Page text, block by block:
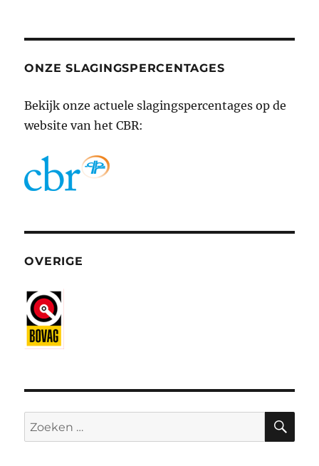
ONZE SLAGINGSPERCENTAGES
Bekijk onze actuele slagingspercentages op de
website van het CBR:
OVERIGE
Zoeken
naar: